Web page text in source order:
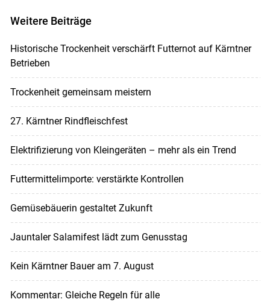
Weitere Beiträge
Historische Trockenheit verschärft Futternot auf Kärntner
Betrieben
Trockenheit gemeinsam meistern
27. Kärntner Rindfleischfest
Elektrifizierung von Kleingeräten – mehr als ein Trend
Futtermittelimporte: verstärkte Kontrollen
Gemüsebäuerin gestaltet Zukunft
Jauntaler Salamifest lädt zum Genusstag
Kein Kärntner Bauer am 7. August
Kommentar: Gleiche Regeln für alle